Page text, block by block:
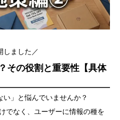
しました／
その役割と重要性【具体
い」と悩んでいませんか？
でなく、ユーザーに情報の種を